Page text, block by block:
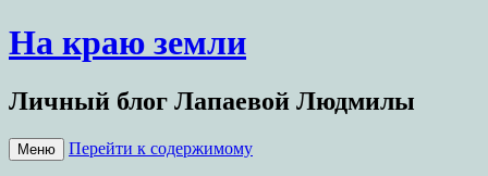
На краю земли
Личный блог Лапаевой Людмилы
Меню Перейти к содержимому